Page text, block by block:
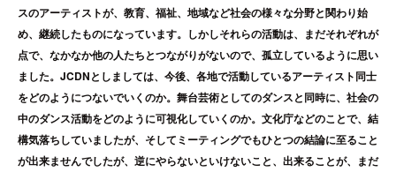
スのアーティストが、教育、福祉、地域など社会の様々な分野と関わり始
め、継続したものになっています。しかしそれらの活動は、まだそれぞれが
点で、なかなか他の人たちとつながりがないので、孤立しているように思い
ました。JCDNとしましては、今後、各地で活動しているアーティスト同士
をどのようにつないでいくのか。舞台芸術としてのダンスと同時に、社会の
中のダンス活動をどのように可視化していくのか。文化庁などのことで、結
構気落ちしていましたが、そしてミーティングでもひとつの結論に至ること
が出来ませんでしたが、逆にやらないといけないこと、出来ることが、まだ